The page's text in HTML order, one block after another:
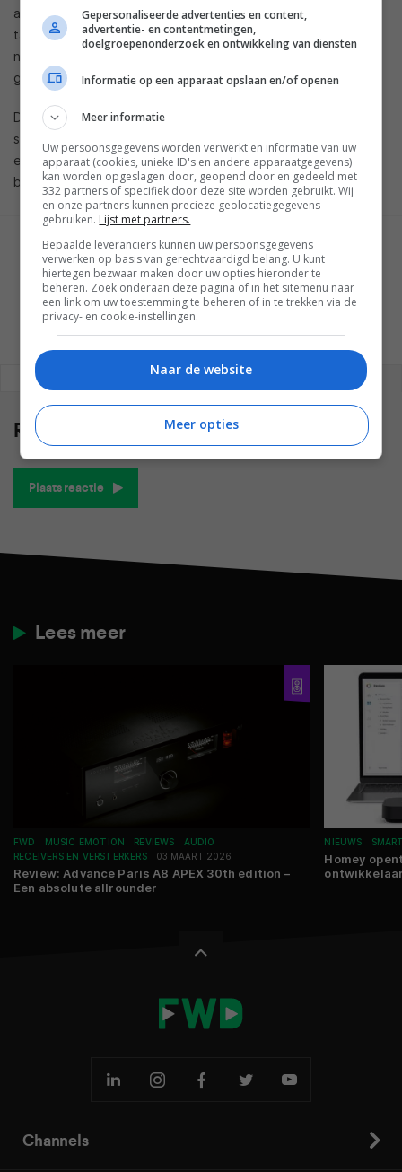
achtergrondverlichting en capacitieve touchscreens, net als
tablets. De 13.3-inch variant kan volgens Asus tien uur
nonstop mee op een batterijlading, de grotere variant heeft
gek genoeg een wat kleinere batterij.
De Vivobooks bieden voorts nog 1.6 Watt speakers, een
sdhc-kaartlezer, usb 2.0-ondersteuning, usb type-c poorten,
een hdmi-poort en twee usb 3.0-poorten. Over prijzen en
beschikbaarheid is nog niets bekendgemaakt.
GESCHREVEN DOOR
BART VUIJK
Reacties
Plaats reactie
Lees meer
FWD MUSIC EMOTION REVIEWS
AUDIO
RECEIVERS EN VERSTERKERS
03 MAART 2026
Review: Advance Paris A8 APEX 30th edition –
Een absolute allrounder
NIEUWS
Homey
Channels
Gepersonaliseerde advertenties en content,
advertentie- en contentmetingen,
doelgroepenonderzoek en ontwikkeling van diensten
Informatie op een apparaat opslaan en/of openen
Meer informatie
Uw persoonsgegevens worden verwerkt en informatie van uw
apparaat (cookies, unieke ID's en andere apparaatgegevens)
kan worden opgeslagen door, geopend door en gedeeld met
332 partners of specifiek door deze site worden gebruikt. Wij
en onze partners kunnen precieze geolocatiegegevens
gebruiken. Lijst met partners.
Bepaalde leveranciers kunnen uw persoonsgegevens
verwerken op basis van gerechtvaardigd belang. U kunt
hiertegen bezwaar maken door uw opties hieronder te
beheren. Zoek onderaan deze pagina of in het sitemenu naar
een link om uw toestemming te beheren of in te trekken via de
privacy- en cookie-instellingen.
Naar de website
Meer opties